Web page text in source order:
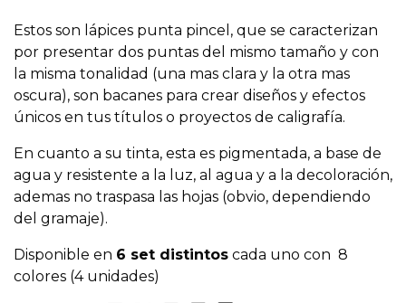
Estos son lápices punta pincel, que se caracterizan
por presentar dos puntas del mismo tamaño y con
la misma tonalidad (una mas clara y la otra mas
oscura), son bacanes para crear diseños y efectos
únicos en tus títulos o proyectos de caligrafía.
En cuanto a su tinta, esta es pigmentada, a base de
agua y resistente a la luz, al agua y a la decoloración,
ademas no traspasa las hojas (obvio, dependiendo
del gramaje).
Disponible en 6 set distintos cada uno con 8
colores (4 unidades)